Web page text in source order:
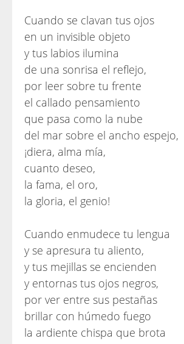
Cuando se clavan tus ojos
en un invisible objeto
y tus labios ilumina
de una sonrisa el reflejo,
por leer sobre tu frente
el callado pensamiento
que pasa como la nube
del mar sobre el ancho espejo,
¡diera, alma mía,
cuanto deseo,
la fama, el oro,
la gloria, el genio!
Cuando enmudece tu lengua
y se apresura tu aliento,
y tus mejillas se encienden
y entornas tus ojos negros,
por ver entre sus pestañas
brillar con húmedo fuego
la ardiente chispa que brota